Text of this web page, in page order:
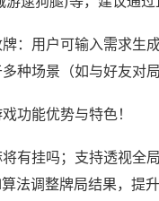
：用户可输入需求生
种场景（如与好友对
功能优势与特色！
有挂吗；支持透视全
法调整牌局结果，提升